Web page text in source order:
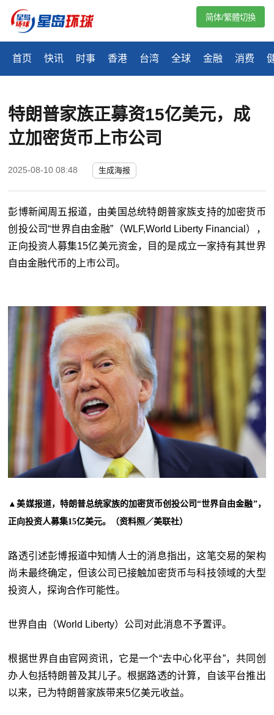
首页 快讯 时事 香港 台湾 全球 金融 消费
简体/繁體切換
特朗普家族正募资15亿美元，成
立加密货币上市公司
2025-08-10 08:48 生成海报
彭博新闻周五报道，由美国总统特朗普家族支持的加密货币
创投公司“世界自由金融”（WLF,World Liberty Financial），
正向投资人募集15亿美元资金，目的是成立一家持有其世界
自由金融代币的上市公司。
▲美媒报道，特朗普总统家族的加密货币创投公司“世界自由金融”，
正向投资人募集15亿美元。（资料照／美联社）
路透引述彭博报道中知情人士的消息指出，这笔交易的架构
尚未最终确定，但该公司已接触加密货币与科技领域的大型
投资人，探询合作可能性。
世界自由（World Liberty）公司对此消息不予置评。
根据世界自由官网资讯，它是一个“去中心化平台”，共同创
办人包括特朗普及其儿子。根据路透的计算，自该平台推出
以来，已为特朗普家族带来5亿美元收益。